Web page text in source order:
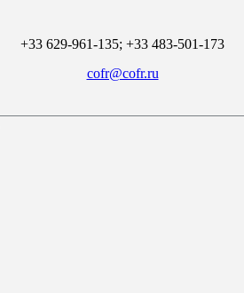
+33 629-961-135; +33 483-501-173
cofr@cofr.ru